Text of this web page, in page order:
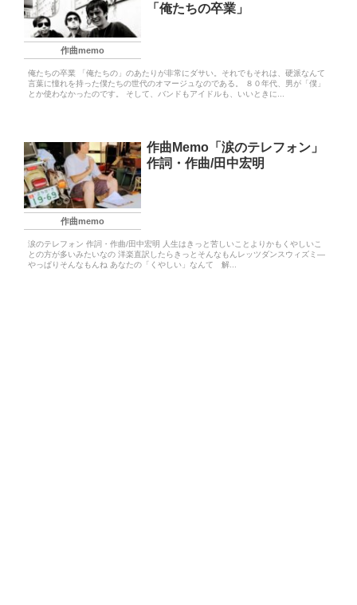
作曲memo
「俺たちの卒業」
俺たちの卒業 「俺たちの」のあたりが非常にダサい。それでもそれは、硬派なんて
言葉に憧れを持った僕たちの世代のオマージュなのである。 ８０年代、男が「僕」
とか使わなかったのです。 そして、バンドもアイドルも、いいときに...
作曲memo
作曲Memo「涙のテレフォン」
作詞・作曲/田中宏明
涙のテレフォン 作詞・作曲/田中宏明 人生はきっと苦しいことよりかもくやしいこ
との方が多いみたいなの 洋楽直訳したらきっとそんなもんレッツダンスウィズミ―
やっぱりそんなもんね あなたの「くやしい」なんて 解...